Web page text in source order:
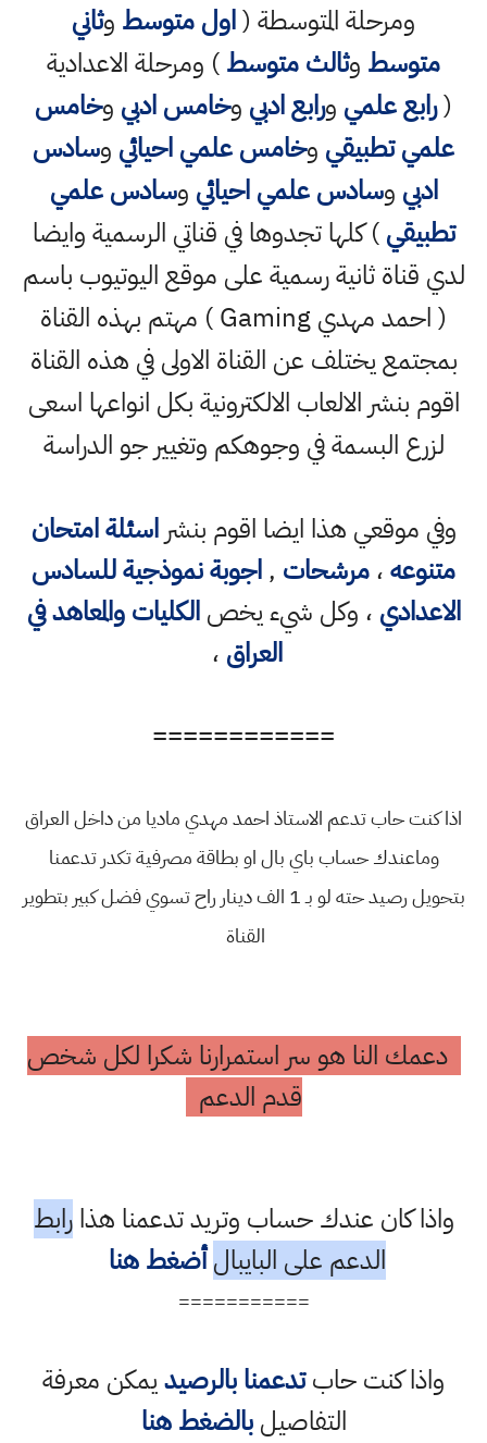
ومرحلة المتوسطة (اول متوسط وثاني
متوسط وثالث متوسط) ومرحلة الاعدادية
(رابع علمي ورابع ادبي وخامس ادبي وخامس
علمي تطبيقي وخامس علمي احيائي وسادس
ادبي وسادس علمي احيائي وسادس علمي
تطبيقي) كلها تجدوها في قناتي الرسمية وايضا
لدي قناة ثانية رسمية على موقع اليوتيوب باسم
( احمد مهدي Gaming ) مهتم بهذه القناة
بمجتمع يختلف عن القناة الاولى في هذه القناة
اقوم بنشر الالعاب الالكترونية بكل انواعها اسعى
لزرع البسمة في وجوهكم وتغيير جو الدراسة
وفي موقعي هذا ايضا اقوم بنشراسئلة امتحان
متنوعه،مرشحات ,اجوبة نموذجية للسادس
الاعدادي ، وكل شيء يخصالكليات والمعاهد في
العراق ،
============
اذا كنت حاب تدعم الاستاذ احمد مهدي ماديا من داخل العراق
وماعندك حساب باي بال او بطاقة مصرفية تكدر تدعمنا
بتحويل رصيد حته لو بـ 1 الف دينار راح تسوي فضل كبير بتطوير
القناة
دعمك النا هو سر استمرارنا شكرا لكل شخص
قدم الدعم
واذا كان عندك حساب وتريد تدعمنا هذارابط
الدعم على البايبال أضغط هنا
===========
واذا كنت حابتدعمنا بالرصيديمكن معرفة
التفاصيلبالضغط هنا